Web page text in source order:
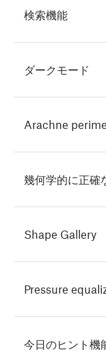
検索機能
ダークモード
Arachne
幾何学的に正確
Shape Gallery
Pressure
今日のヒント機